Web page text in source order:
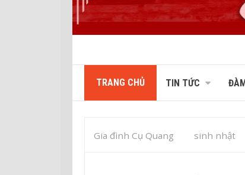
TRANG CHỦ TIN TỨC
Gia đình Cụ Quang sinh nhật